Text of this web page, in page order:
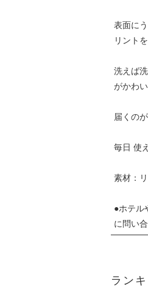
表面に
リント
洗えば
がかわ
届くの
毎日 使
素材：
●ホテル
に問い
ラン